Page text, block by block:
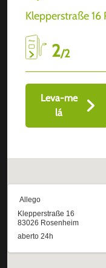
Klepperstraße 16
2/2
Leva-me
lá